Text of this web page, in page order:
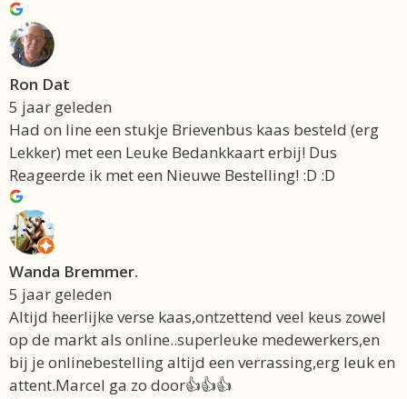
Ron Dat
5 jaar geleden
Had on line een stukje Brievenbus kaas besteld (erg
Lekker) met een Leuke Bedankkaart erbij! Dus
Reageerde ik met een Nieuwe Bestelling! :D :D
Wanda Bremmer.
5 jaar geleden
Altijd heerlijke verse kaas,ontzettend veel keus zowel
op de markt als online..superleuke medewerkers,en
bij je onlinebestelling altijd een verrassing,erg leuk en
attent.Marcel ga zo door👍👍👍